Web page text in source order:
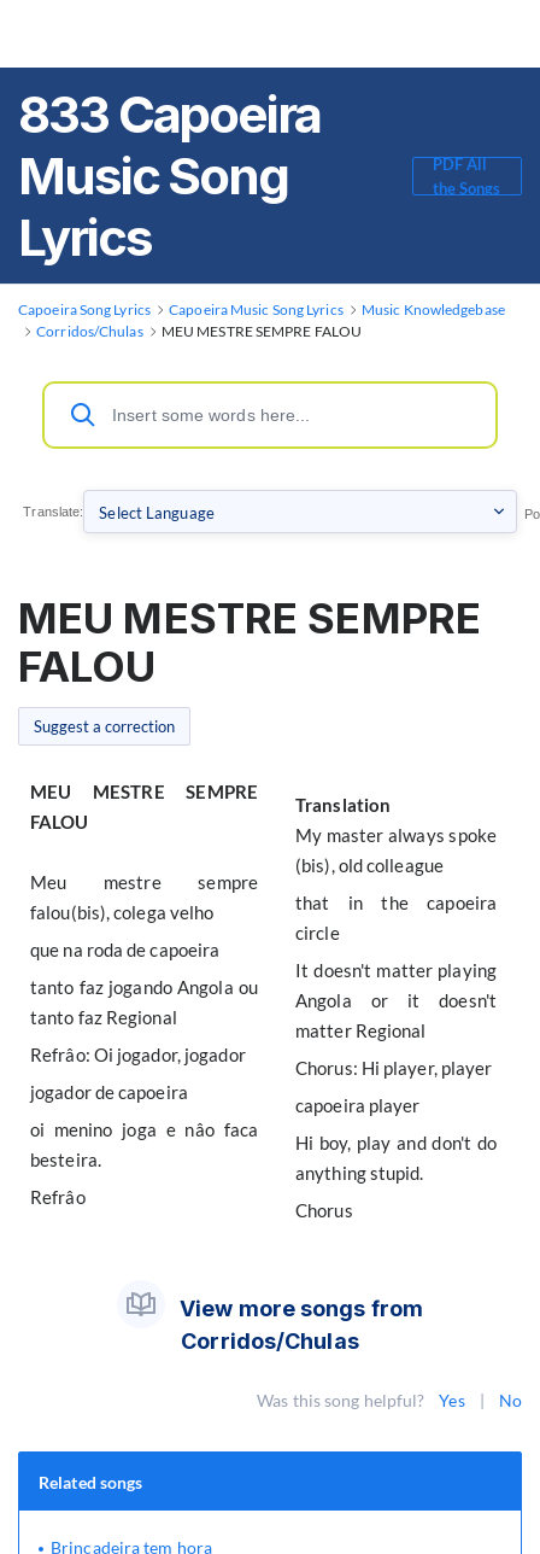
833 Capoeira
Music Song
Lyrics
PDF All
the Songs
Capoeira Song Lyrics Capoeira Music Song Lyrics
Music Knowledgebase
Corridos/Chulas
MEU MESTRE SEMPRE FALOU
Translate:
MEU MESTRE SEMPRE
FALOU
Suggest a correction
MEU MESTRE SEMPRE
FALOU
Meu mestre sempre
falou(bis), colega velho
que na roda de capoeira
tanto faz jogando Angola ou
tanto faz Regional
Refrâo: Oi jogador, jogador
jogador de capoeira
oi menino joga e nâo faca
besteira.
Refrâo
Translation
My master always spoke
(bis), old colleague
that in the capoeira
circle
It doesn't matter playing
Angola or it doesn't
matter Regional
Chorus: Hi player, player
capoeira player
Hi boy, play and don't do
anything stupid.
Chorus
View more songs from
Corridos/Chulas
Was this song helpful? Yes | No
Related songs
Brincadeira tem hora